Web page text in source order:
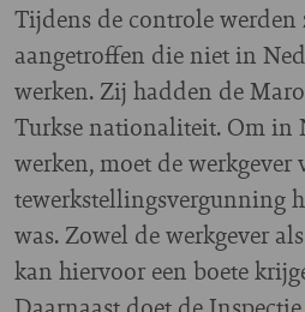
Tijdens de controle werden
aangetroffen die niet in
werken. Zij hadden de
Turkse nationaliteit. Om in
werken, moet de werkgever
tewerkstellingsvergunning
was. Zowel de werkgever
kan hiervoor een boete